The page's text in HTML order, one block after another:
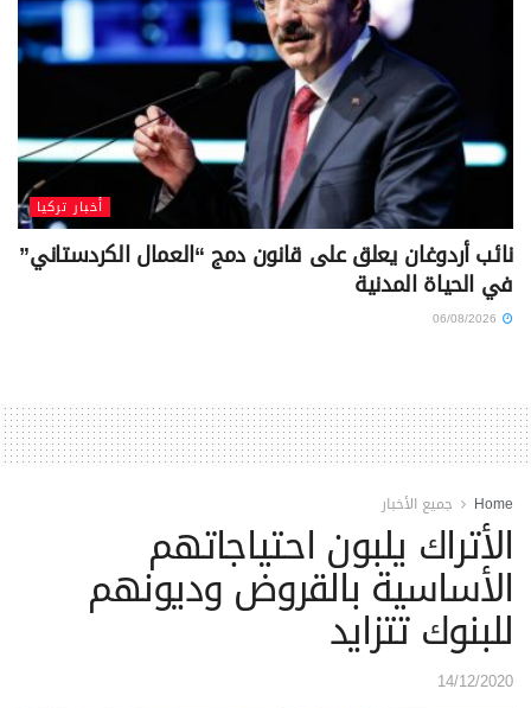
أخبار تركيا
نائب أردوغان يعلق على قانون دمج “العمال الكردستاني”
في الحياة المدنية
Home جميع الأخبار
الأتراك يلبون احتياجاتهم
الأساسية بالقروض وديونهم
للبنوك تتزايد
14/12/2020